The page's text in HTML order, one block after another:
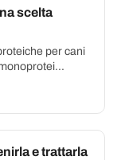
scelta
per cani
e trattarla